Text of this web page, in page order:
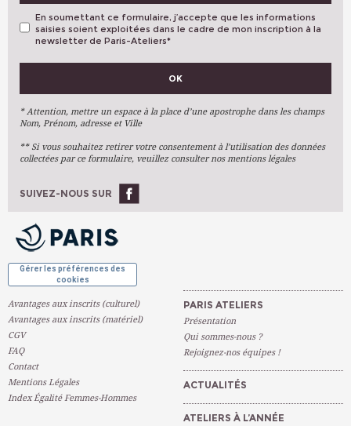
VOS PRÉFÉRENCES
Arts Plastiques
Arts Du Texte
Arts Numériques
Ateliers À L'année
En soumettant ce formulaire, j’accepte que les informations
saisies soient exploitées dans le cadre de mon inscription à la
newsletter de Paris-Ateliers*
OK
* Attention, mettre un espace à la place d’une apostrophe dans les champs
Nom, Prénom, adresse et Ville
** Si vous souhaitez retirer votre consentement à l’utilisation des données
collectées par ce formulaire, veuillez consulter nos mentions légales
SUIVEZ-NOUS SUR
Gérer les préférences des
cookies
Avantages aux inscrits (culturel)
Avantages aux inscrits (matériel)
CGV
FAQ
Contact
Mentions Légales
Index Égalité Femmes-Hommes
PARIS ATELIERS
Présentation
Qui sommes-nous ?
Rejoignez-nos équipes !
ACTUALITÉS
ATELIERS À L’ANNÉE